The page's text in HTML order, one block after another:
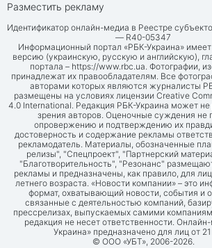
Разместить рекламу
Идентификатор онлайн-медиа в Реестре
— R40-05347
Информационный портал «РБК-Украина»
версию (украинскую, русскую и английскую),
портала – https://www.rbc.ua. Фотографии,
принадлежат их правообладателям. Все
авторами которых являются журналисты
размещены на условиях лицензии Creative
4.0 International. Редакция РБК-Украина может не
зрения авторов. Оценочные суждения не
опровержению и подтверждению их
достоверность и содержание рекламы
рекламодатель. Материалы, обозначенные
релизы", "Спецпроект", "Партнерский
"Благотворительность", "Резонанс"
рекламы и предназначены, как правило, для
летнего возраста. «Новости компании» – это
формат, охватывающий новости, события и
связанные с деятельностью компаний,
прессрелизах, выпускаемых самими
редакция не несет ответственности.
Украина» предназначено для лиц от 21
© ООО «УБТ», 2006-2026.